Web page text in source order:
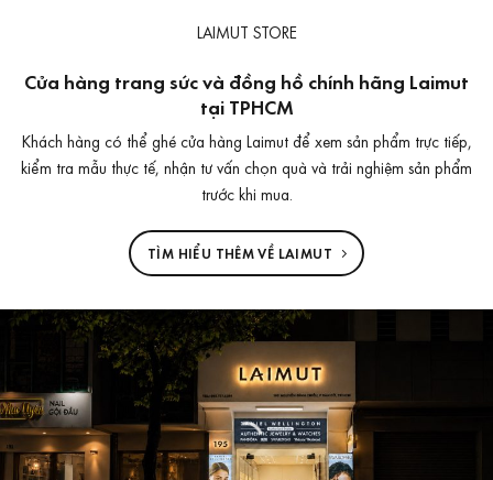
LAIMUT STORE
Cửa hàng trang sức và đồng hồ chính hãng Laimut
tại TPHCM
Khách hàng có thể ghé cửa hàng Laimut để xem sản phẩm trực tiếp,
kiểm tra mẫu thực tế, nhận tư vấn chọn quà và trải nghiệm sản phẩm
trước khi mua.
TÌM HIỂU THÊM VỀ LAIMUT